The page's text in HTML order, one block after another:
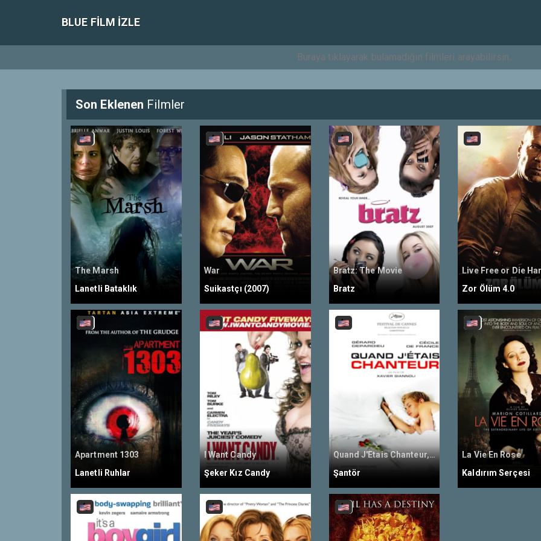
BLUE FILM IZLE
Son Eklenen Filmler
The Marsh
Lanetli Bataklık
War
Suikastçı (2007)
Bratz: The Movie
Bratz
Live Free or Die
Zor Ölüm 4.0
Apartment 1303
Lanetli Ruhlar
I Want Candy
Şeker Kız Candy
Quand J'Etais Chanteur, The Singer
Şantör
La Vie En Rose
Kaldırım Serçesi